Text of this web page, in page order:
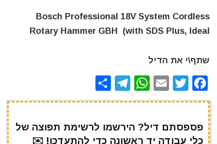
Bosch Professional 18V System Cordless
Rotary Hammer GBH (with SDS Plus, Ideal
שתף\י את הדיל
F
a
e
T
w
te
E
m
l
W
h
s
T
el
gr
h
e
פספסתם דיל? הירשמו לרשימת תפוצה של
כלי עבודה יד ראשונה כדי להתעדכן! ✉️